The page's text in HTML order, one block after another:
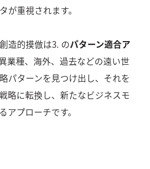
が重視されます。
造的摸倣は3. のパターン適合ア
業種、海外、過去などの遠い世
パターンを見つけ出し、それを
略に転換し、新たなビジネスモ
アプローチです。